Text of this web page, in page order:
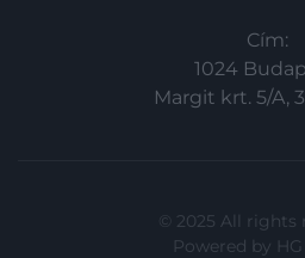
Cím:
1024
Margit krt. 5/A,
© 2025 All rights
Powered by